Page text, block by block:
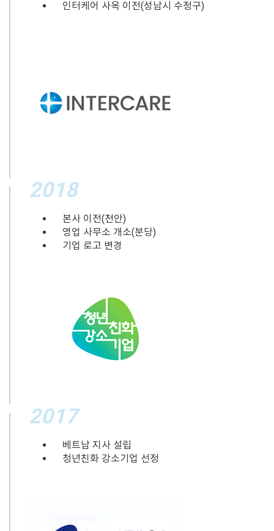
인터케어 사옥 이전(성남시 수정구)
2018
본사 이전(천안)
영업 사무소 개소(분당)
기업 로고 변경
2017
베트남 지사 설립
청년친화 강소기업 선정